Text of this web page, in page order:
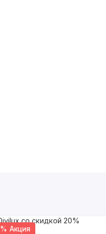
% Акция